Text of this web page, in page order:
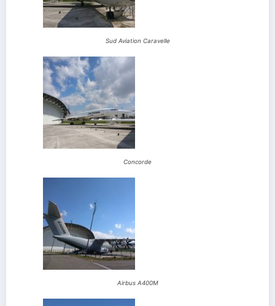
Sud Aviation Caravelle
Concorde
Airbus A400M